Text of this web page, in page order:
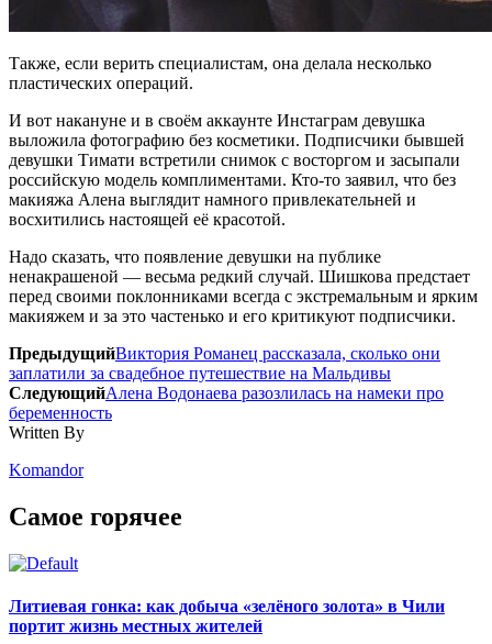
Также, если верить специалистам, она делала несколько
пластических операций.
И вот накануне и в своём аккаунте Инстаграм девушка
выложила фотографию без косметики. Подписчики бывшей
девушки Тимати встретили снимок с восторгом и засыпали
российскую модель комплиментами. Кто-то заявил, что без
макияжа Алена выглядит намного привлекательней и
восхитились настоящей её красотой.
Надо сказать, что появление девушки на публике
ненакрашеной — весьма редкий случай. Шишкова предстает
перед своими поклонниками всегда с экстремальным и ярким
макияжем и за это частенько и его критикуют подписчики.
ПредыдущийВиктория Романец рассказала, сколько они
заплатили за свадебное путешествие на Мальдивы
СледующийАлена Водонаева разозлилась на намеки про
беременность
Written By
Komandor
Самое горячее
Литиевая гонка: как добыча «зелёного золота» в Чили
портит жизнь местных жителей